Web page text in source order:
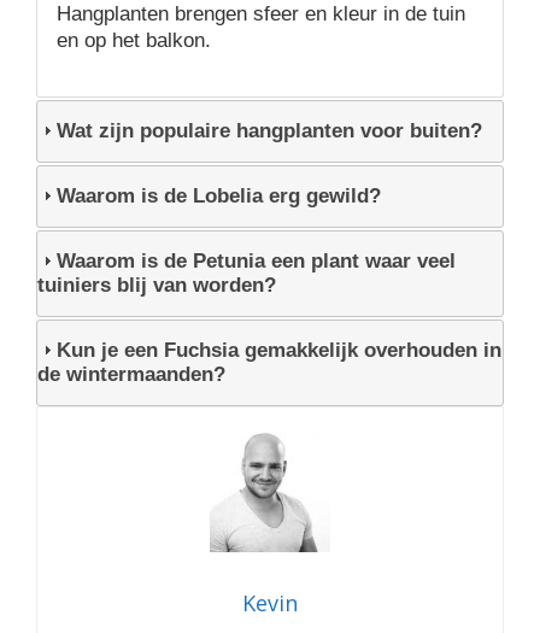
Hangplanten brengen sfeer en kleur in de tuin
en op het balkon.
Wat zijn populaire hangplanten voor buiten?
Waarom is de Lobelia erg gewild?
Waarom is de Petunia een plant waar veel
tuiniers blij van worden?
Kun je een Fuchsia gemakkelijk overhouden in
de wintermaanden?
Kevin